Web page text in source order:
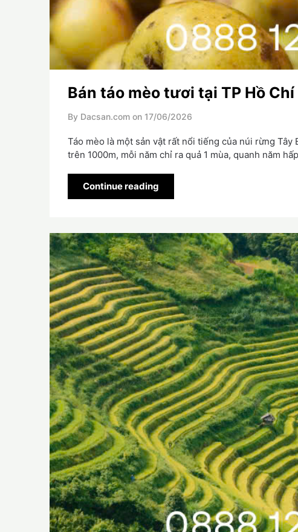
Bán táo mèo tươi tại TP Hồ
By Dacsan.com on 17/06/2026
Táo mèo là một sản vật rất nổi tiếng của núi rừng
trên 1000m, mỗi năm chỉ ra quả 1 mùa, quanh năm
Continue reading